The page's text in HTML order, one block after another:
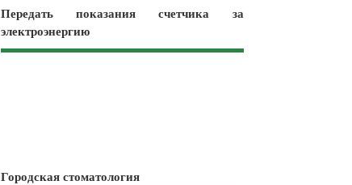
Передать показания счетчика за
электроэнергию
Городская стоматология